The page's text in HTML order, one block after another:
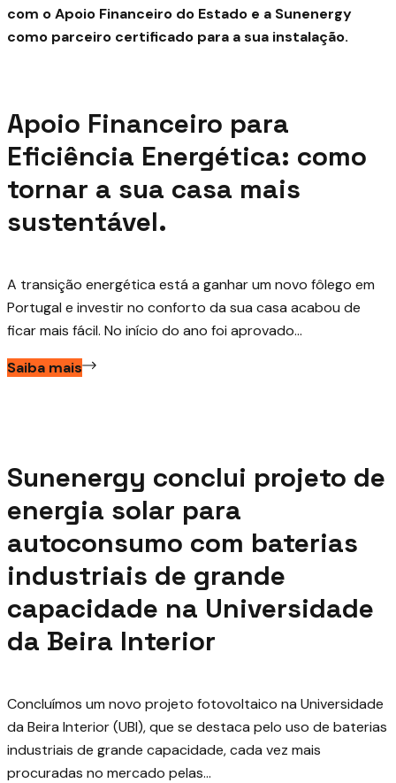
Apoio Financeiro para
Eficiência Energética: como
tornar a sua casa mais
sustentável.
A transição energética está a ganhar um novo fôlego em
Portugal e investir no conforto da sua casa acabou de
ficar mais fácil. No início do ano foi aprovado...
Saiba mais
Sunenergy conclui projeto de
energia solar para
autoconsumo com baterias
industriais de grande
capacidade na Universidade
da Beira Interior
Concluímos um novo projeto fotovoltaico na Universidade
da Beira Interior (UBI), que se destaca pelo uso de baterias
industriais de grande capacidade, cada vez mais
procuradas no mercado pelas...